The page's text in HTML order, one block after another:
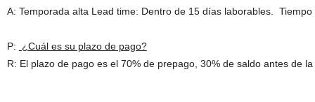
A: Temporada alta Lead time: Dentro de 15 días laborables.
P:
¿Cuál es su plazo de pago?
R: El plazo de pago es el 70% de prepago, 30% de saldo antes de